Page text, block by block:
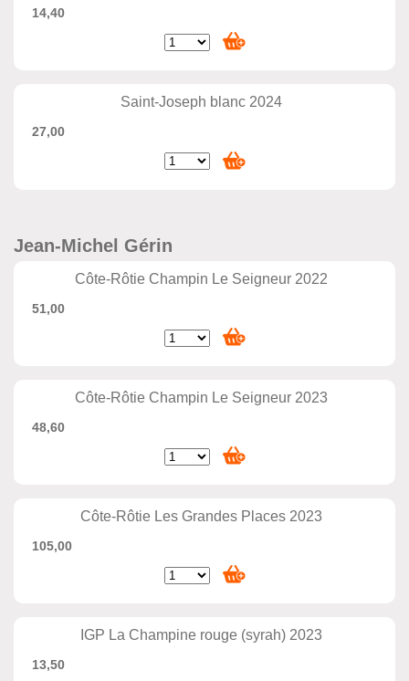
14,40
Saint-Joseph blanc 2024
27,00
Jean-Michel Gérin
Côte-Rôtie Champin Le Seigneur 2022
51,00
Côte-Rôtie Champin Le Seigneur 2023
48,60
Côte-Rôtie Les Grandes Places 2023
105,00
IGP La Champine rouge (syrah) 2023
13,50